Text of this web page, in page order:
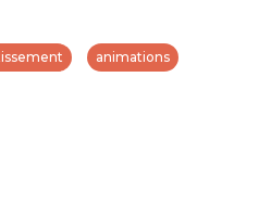
animations